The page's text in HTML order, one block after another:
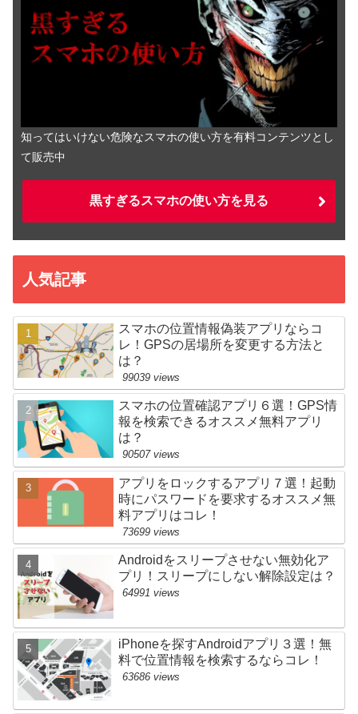
知ってはいけない危険なスマホの使い方を有料コンテンツとし
て販売中
黒すぎるスマホの使い方を見る
人気記事
スマホの位置情報偽装アプリならコ
レ！GPSの居場所を変更する方法と
は？
99039 views
スマホの位置確認アプリ６選！GPS情
報を検索できるオススメ無料アプリ
は？
90507 views
アプリをロックするアプリ７選！起動
時にパスワードを要求するオススメ無
料アプリはコレ！
73699 views
Androidをスリープさせない無効化ア
プリ！スリープにしない解除設定は？
64991 views
iPhoneを探すAndroidアプリ３選！無
料で位置情報を検索するならコレ！
63686 views